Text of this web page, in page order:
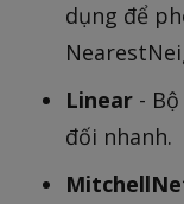
dụng để
Linear -
đối nhanh.